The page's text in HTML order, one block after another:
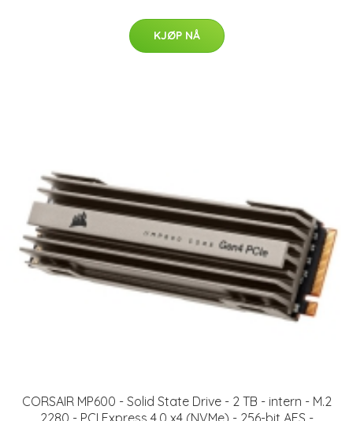
KJØP NÅ
CORSAIR MP600 - Solid State Drive - 2 TB - intern - M.2
2280 - PCI Express 4.0 x4 (NVMe) - 256-bit AES -